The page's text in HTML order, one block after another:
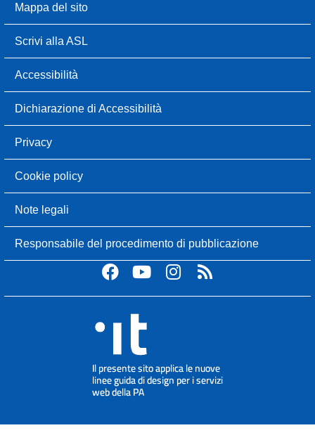
Mappa del sito
Scrivi alla ASL
Accessibilità
Dichiarazione di Accessibilità
Privacy
Cookie policy
Note legali
Responsabile del procedimento di pubblicazione